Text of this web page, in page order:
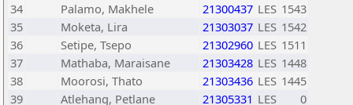
34
Palamo, Makhele 21300437 LES 1543
35
Moketa, Lira 21303037 LES 1542
36
Setipe, Tsepo 21302960 LES 1511
37
Mathaba, Maraisane 21303428 LES 1448
38
Moorosi, Thato 21303436 LES 1445
39
Atlehang, Petlane 21305331 LES
0